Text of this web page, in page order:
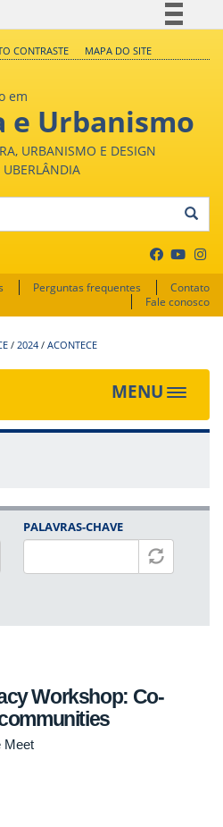
Acesso à informação
Legislação
CONTRASTE MAPA DO SITE
em
Urbanismo
URBANISMO E DESIGN
UBERLÂNDIA
Perguntas frequentes
Contato
Fale conosco
/ 2024 / ACONTECE
MENU
Toggle
PALAVRAS-CHAVE
Workshop: Co-
Meet